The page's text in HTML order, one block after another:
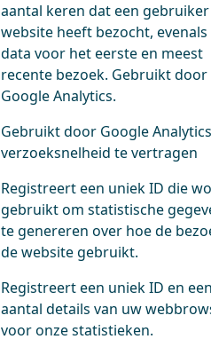
aantal keren dat een
website heeft bezocht, evenals
data voor het eerste en meest
recente bezoek. Gebruikt door
Google Analytics.
Gebruikt door Google
verzoeksnelheid te vertragen
Registreert een uniek ID die
gebruikt om statistische
te genereren over hoe de
de website gebruikt.
Registreert een uniek ID en
aantal details van uw
voor onze statistieken.